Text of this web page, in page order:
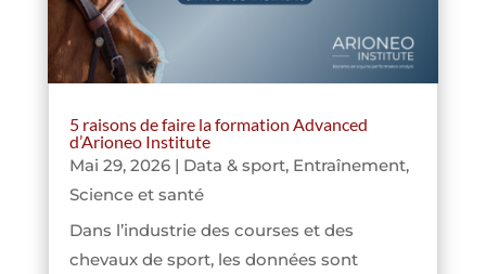
5 raisons de faire la formation Advanced
d’Arioneo Institute
Mai 29, 2026| Data & sport, Entraînement,
Science et santé
Dans l’industrie des courses et des
chevaux de sport, les données sont